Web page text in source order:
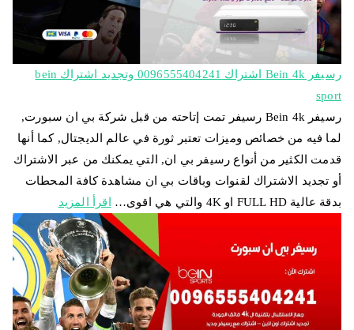
رسيفر Bein 4k اشتراك 0096555404241 وتجديد اشتراك bein
sport
رسيفر Bein 4k رسيفر تمت إتاحته من قبل شركة بي ان سبورت,
لما فيه من خصائص وميزات تعتبر ثورة في عالم الديجتال, كما أنها
قدمت الكثير من أنواع رسيفر بي ان, التي يمكنك من عبر الاشتراك
أو تجديد الاشتراك لقنوات وباقات بي ان مشاهدة كافة المحطات
بدقة عالية FULL HD او 4K والتي هي اقوى…
اقرأ المزيد